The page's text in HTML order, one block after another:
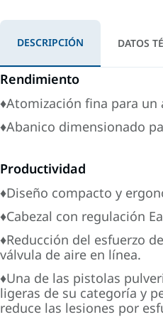
DESCRIPCIÓN DATOS
Rendimiento
♦Atomización fina para
♦Abanico dimensionado
Productividad
♦Diseño compacto y
♦Cabezal con regulación
♦Reducción del esfuerzo
válvula de aire en línea.
♦Una de las pistolas
ligeras de su categoría y
reduce las lesiones por